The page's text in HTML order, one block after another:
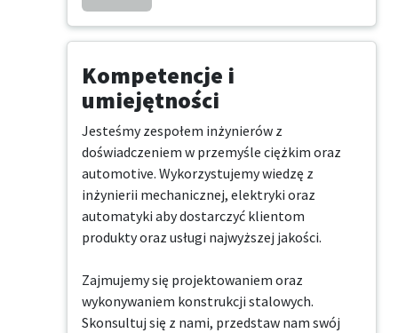
Kompetencje i
umiejętności
Jesteśmy zespołem inżynierów z
doświadczeniem w przemyśle ciężkim oraz
automotive. Wykorzystujemy wiedzę z
inżynierii mechanicznej, elektryki oraz
automatyki aby dostarczyć klientom
produkty oraz usługi najwyższej jakości.
Zajmujemy się projektowaniem oraz
wykonywaniem konstrukcji stalowych.
Skonsultuj się z nami, przedstaw nam swój